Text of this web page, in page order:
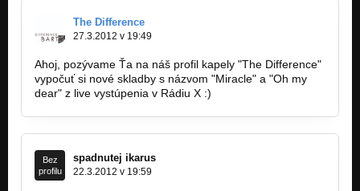
The Difference
27.3.2012 v 19:49
Ahoj, pozývame Ťa na náš profil kapely "The Difference"
vypočuť si nové skladby s názvom "Miracle" a "Oh my
dear" z live vystúpenia v Rádiu X :)
Bez
profilu
spadnutej ikarus
22.3.2012 v 19:59